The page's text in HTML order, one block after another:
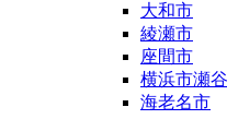
大和市
綾瀬市
座間市
横浜市瀬
海老名市